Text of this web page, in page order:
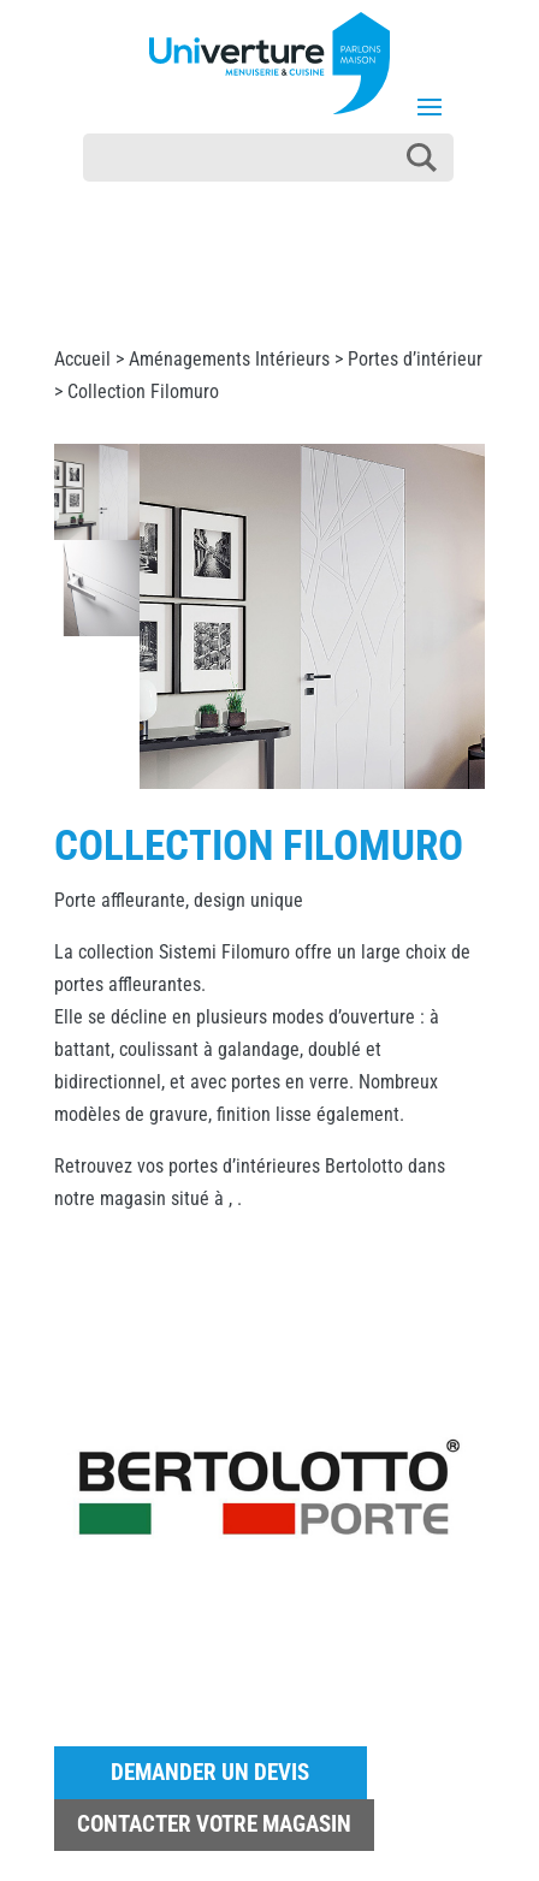
Accueil > Aménagements Intérieurs> Portes d’intérieur
> Collection Filomuro
COLLECTION FILOMURO
Porte affleurante, design unique
La collection Sistemi Filomuro offre un large choix de
portes affleurantes.
Elle se décline en plusieurs modes d’ouverture : à
battant, coulissant à galandage, doublé et
bidirectionnel, et avec portes en verre. Nombreux
modèles de gravure, finition lisse également.
Retrouvez vos portes d’intérieures Bertolotto dans
notre magasin situé à , .
DEMANDER UN DEVIS
CONTACTER VOTRE MAGASIN